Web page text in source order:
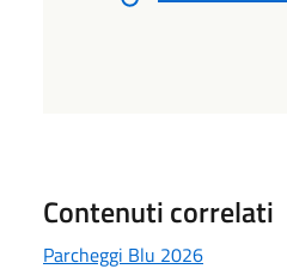
Contenuti correlati
Parcheggi Blu 2026